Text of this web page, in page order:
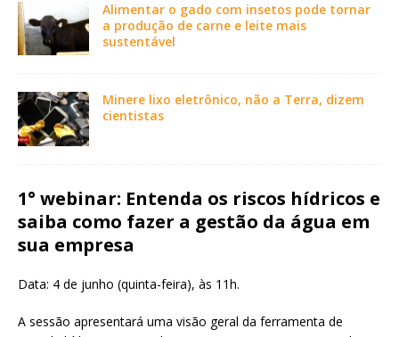
Alimentar o gado com insetos pode tornar
a produção de carne e leite mais
sustentável
Minere lixo eletrônico, não a Terra, dizem
cientistas
1° webinar: Entenda os riscos hídricos e
saiba como fazer a gestão da água em
sua empresa
Data: 4 de junho (quinta-feira), às 11h.
A sessão apresentará uma visão geral da ferramenta de